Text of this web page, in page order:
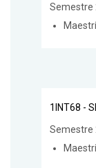
Semestre
1INT68 -
Semestre